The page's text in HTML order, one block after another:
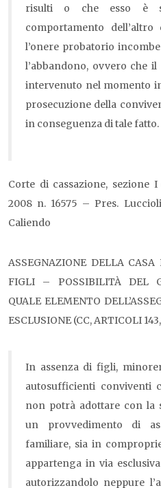
risulti o che esso è
comportamento
l’onere probatorio
l’abbandono, ovvero che
intervenuto nel momento
prosecuzione della
in conseguenza di tale fatto.
Corte di cassazione, sezione
2008 n. 16575 – Pres.
Caliendo
ASSEGNAZIONE DELLA
FIGLI – POSSIBILITÀ DEL
QUALE ELEMENTO
ESCLUSIONE (CC, ARTICOLI
In assenza di figli,
autosufficienti conviventi
non potrà adottare con la
un provvedimento di
familiare, sia in
appartenga in via
autorizzandolo neppure